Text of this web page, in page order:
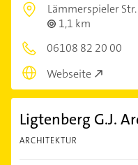
Lämmerspieler
1,1 km
06108 82 20 00
Webseite
Ligtenberg G.J.
ARCHITEKTUR